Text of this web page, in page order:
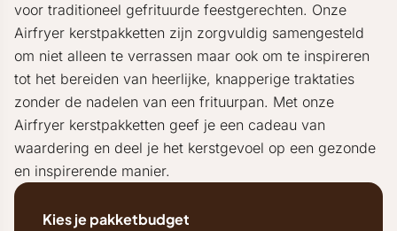
voor traditioneel gefrituurde feestgerechten. Onze
Airfryer kerstpakketten zijn zorgvuldig samengesteld
om niet alleen te verrassen maar ook om te inspireren
tot het bereiden van heerlijke, knapperige traktaties
zonder de nadelen van een frituurpan. Met onze
Airfryer kerstpakketten geef je een cadeau van
waardering en deel je het kerstgevoel op een gezonde
en inspirerende manier.
Kies je pakketbudget